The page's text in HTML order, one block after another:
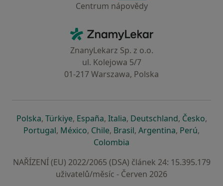
Centrum nápovědy
ZnamyLekar - Hlavní stránka
ZnanyLekarz Sp. z o.o.
ul. Kolejowa 5/7
01-217 Warszawa, Polska
Polskase otevře v nové záložce
, Türkiyese otevře v nové záložce
, Españase otevře v nové záložce
, Italiase otevře v nové záložce
, Deutschlandse otevře v
, Českose
,
Portugalse otevře v nové záložce
, Méxicose otevře v nové záložce
, Chilese otevře v nové záložce
, Brasilse otevře v nové
, Argentinase otevře v
, Perúse
,
Colombia
NAŘÍZENÍ (EU) 2022/2065 (DSA) článek 24: 15.395.179
uživatelů/měsíc - Červen 2026